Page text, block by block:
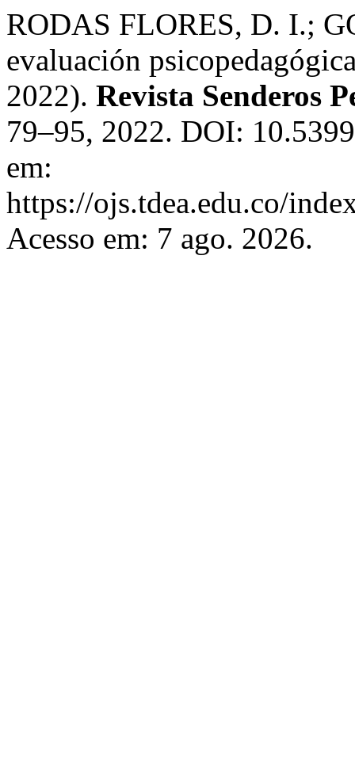
RODAS FLORES, D. I.;
evaluación
2022). Revista Senderos
79–95, 2022. DOI:
em:
https://ojs.tdea.edu.co/
Acesso em: 7 ago. 2026.